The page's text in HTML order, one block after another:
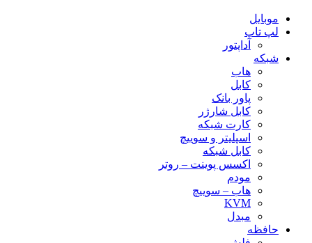
موبایل
لپ تاپ
آداپتور
شبکه
هاب
کابل
پاور بانک
کابل شارژر
کارت شبکه
اسپلیتر و سوییچ
کابل شبکه
اکسس پوینت – روتر
مودم
هاب – سوییچ
KVM
مبدل
حافظه